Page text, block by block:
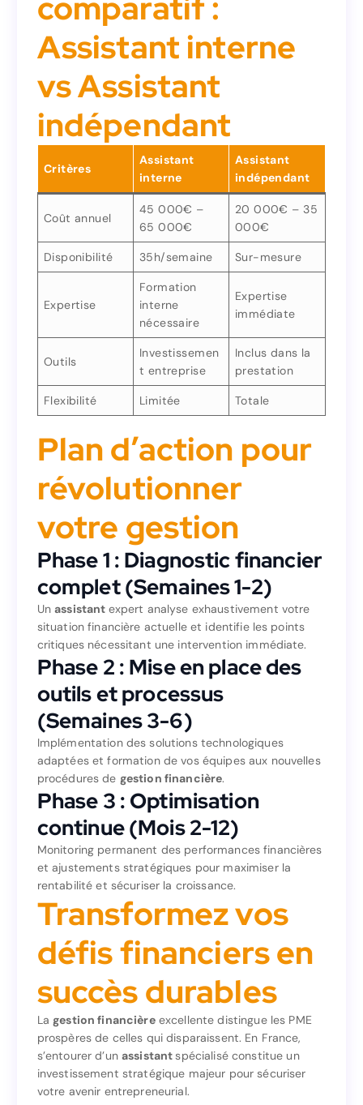
Assistant interne
vs Assistant
indépendant
Critères
Assistant
interne
Assistant
indépendant
Coût annuel
45 000€ –
65 000€
20 000€ – 35
000€
Disponibilité 35h/semaine Sur-mesure
Expertise
Formation
interne
nécessaire
Expertise
immédiate
Outils
Investissemen
t entreprise
Inclus dans la
prestation
Flexibilité Limitée Totale
Plan d’action pour
révolutionner
votre gestion
Phase 1 : Diagnostic financier
complet (Semaines 1-2)
Unassistant expert analyse exhaustivement votre
situation financière actuelle et identifie les points
critiques nécessitant une intervention immédiate.
Phase 2 : Mise en place des
outils et processus
(Semaines 3-6)
Implémentation des solutions technologiques
adaptées et formation de vos équipes aux nouvelles
procédures de gestion financière.
Phase 3 : Optimisation
continue (Mois 2-12)
Monitoring permanent des performances financières
et ajustements stratégiques pour maximiser la
rentabilité et sécuriser la croissance.
Transformez vos
défis financiers en
succès durables
Lagestion financièreexcellente distingue les PME
prospères de celles qui disparaissent. En France,
s’entourer d’un assistantspécialisé constitue un
investissement stratégique majeur pour sécuriser
votre avenir entrepreneurial.
comparatif :
Assistant interne
vs Assistant
indépendant
Critères
Assistant
Coût annuel
45 000€ –
65 000€
000€
35h/semaine
Formation
interne
nécessaire
immédiate
Outils
Investissemen
t entreprise
prestation
Plan d’action pour
révolutionner
votre gestion
Phase 1 : Diagnostic financier
complet (Semaines 1-2)
assistant
expert analyse exhaustivement votre
situation financière actuelle et identifie les points
critiques nécessitant une intervention immédiate.
Phase 2 : Mise en place des
outils et processus
(Semaines 3-6)
Implémentation des solutions technologiques
adaptées et formation de vos équipes aux nouvelles
procédures de
gestion financière
.
Phase 3 : Optimisation
continue (Mois 2-12)
Monitoring permanent des performances financières
et ajustements stratégiques pour maximiser la
rentabilité et sécuriser la croissance.
Transformez vos
défis financiers en
succès durables
gestion financière
excellente distingue les PME
prospères de celles qui disparaissent. En France,
s’entourer d’un
assistant
spécialisé constitue un
investissement stratégique majeur pour sécuriser